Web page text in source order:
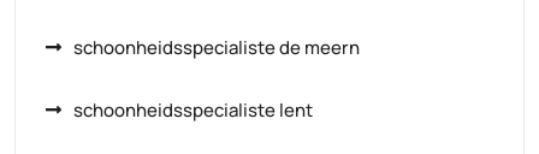
schoonheidsspecialiste de meern
schoonheidsspecialiste lent